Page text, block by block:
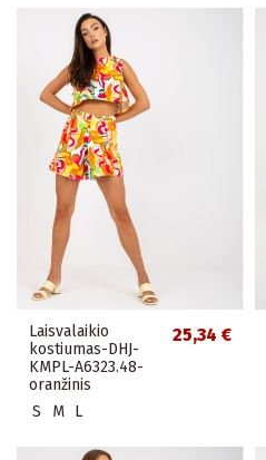
Laisvalaikio
kostiumas-DHJ-
KMPL-A6323.48-
oranžinis
25,34 €
S M L